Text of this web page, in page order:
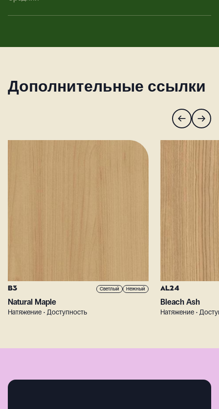
Дополнительные ссылки
B3 Светлый Нежный
Natural Maple
Натяжение • Доступность
AL24
Bleach Ash
Натяжение •